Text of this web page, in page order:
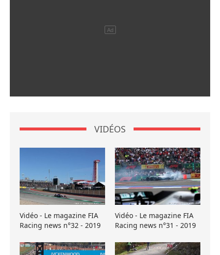
VIDÉOS
Vidéo - Le magazine FIA
Racing news n°32 - 2019
Vidéo - Le magazine FIA
Racing news n°31 - 2019